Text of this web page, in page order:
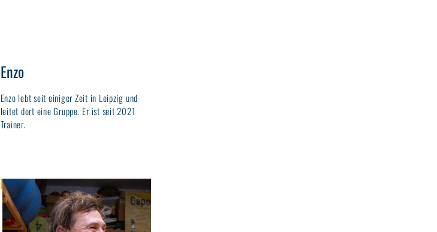
Enzo
Enzo lebt seit einiger Zeit in Leipzig und
leitet dort eine Gruppe. Er ist seit 2021
Trainer.